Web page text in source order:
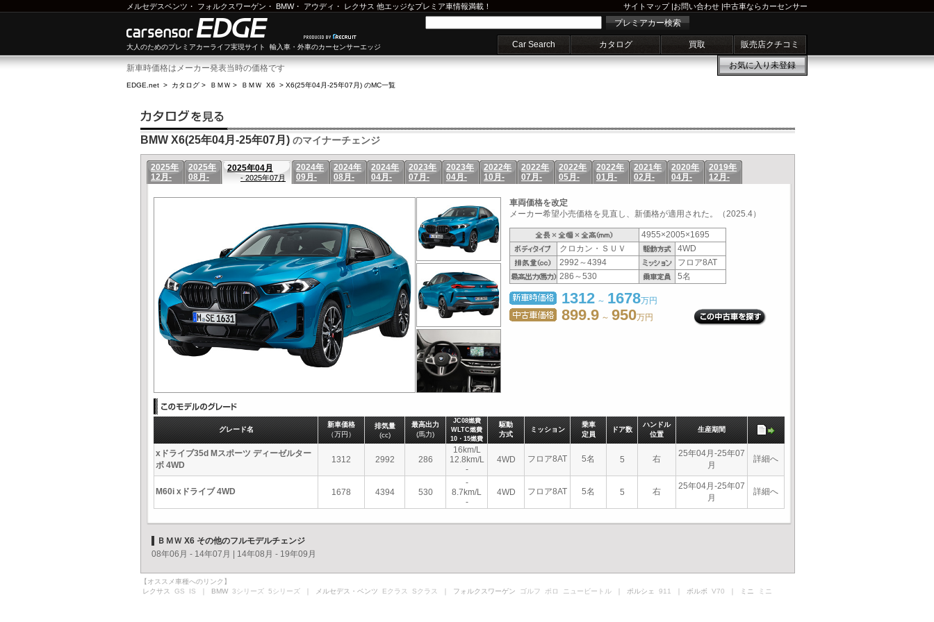
メルセデスベンツ ・ フォルクスワーゲン ・ BMW・ アウディ ・ レクサス 他エッジなプレミア車情報満載！ サイトマップ|お問い合わせ |中古車ならカーセンサー
大人のためのプレミアカーライフ実現サイト 輸入車・外車のカーセンサーエッジ
プレミアカー検索
Car Search カタログ 買取 販売店クチコミ
お気に入り未登録
新車時価格はメーカー発表当時の価格です
EDGE.net > カタログ > ＢＭＷ > ＢＭＷ X6 > X6(25年04月-25年07月) のMC一覧
BMW X6(25年04月-25年07月) のマイナーチェンジ
2025年
12月-
2025年
08月-
2025年04月
- 2025年07月
2024年
09月-
2024年
08月-
2024年
04月-
2023年
07月-
2023年
04月-
2022年
10月-
2022年
07月-
2022年
05月-
2022年
01月-
2021年
02月-
2020年
04月-
2019年
12月-
車両価格を改定
メーカー希望小売価格を見直し、新価格が適用された。（2025.4）
4955×2005×1695
クロカン・ＳＵＶ
4WD
2992～4394
フロア8AT
286～530
5名
1312 ～ 1678万円
899.9 ～ 950万円
グレード名
新車価格
（万円）
排気量
(cc)
最高出力
(馬力)
JC08燃費
WLTC燃費
10・15燃費
駆動
方式
ミッション
乗車
定員
ドア数
ハンドル
位置
生産期間
xドライブ35d Mスポーツ ディーゼルター
ボ 4WD
1312 2992 286
16km/L
12.8km/L
-
4WD フロア8AT 5名 5 右
25年04月-25年07
月
詳細へ
M60i xドライブ 4WD 1678 4394 530
-
8.7km/L
-
4WD フロア8AT 5名 5 右
25年04月-25年07
月
詳細へ
ＢＭＷ X6 その他のフルモデルチェンジ
08年06月 - 14年07月
14年08月 - 19年09月
【オススメ車種へのリンク】
レクサス GS IS ｜ BMW 3シリーズ 5シリーズ ｜ メルセデス・ベンツ Eクラス Sクラス ｜ フォルクスワーゲン ゴルフ ポロ ニュービートル ｜ ポルシェ 911 ｜ ボルボ V70 ｜ ミニ ミニ